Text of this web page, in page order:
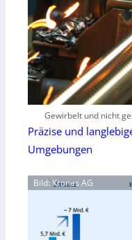
Gewirbelt und nicht
Präzise und
Umgebungen
Bild: Krones AG